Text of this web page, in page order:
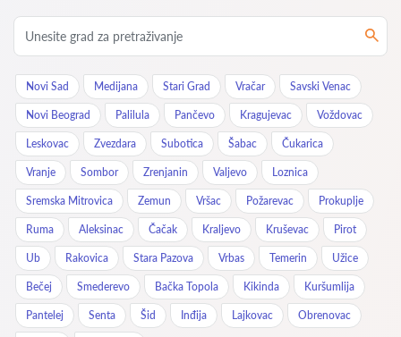
Novi Sad Medijana Stari Grad Vračar Savski Venac
Novi Beograd Palilula Pančevo Kragujevac Voždovac
Leskovac Zvezdara Subotica Šabac Čukarica
Vranje Sombor Zrenjanin Valjevo Loznica
Sremska Mitrovica Zemun Vršac Požarevac Prokuplje
Ruma Aleksinac Čačak Kraljevo Kruševac Pirot
Ub Rakovica Stara Pazova Vrbas Temerin Užice
Bečej Smederevo Bačka Topola Kikinda Kuršumlija
Pantelej Senta Šid Inđija Lajkovac Obrenovac